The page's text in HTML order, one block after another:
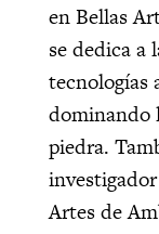
en Bellas
se dedica a
tecnologías
dominando
piedra.
Artes de